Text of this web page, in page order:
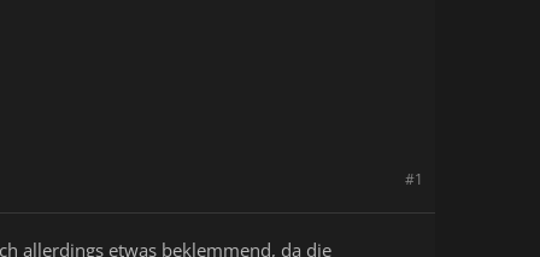
#1
allerdings etwas beklemmend, da die